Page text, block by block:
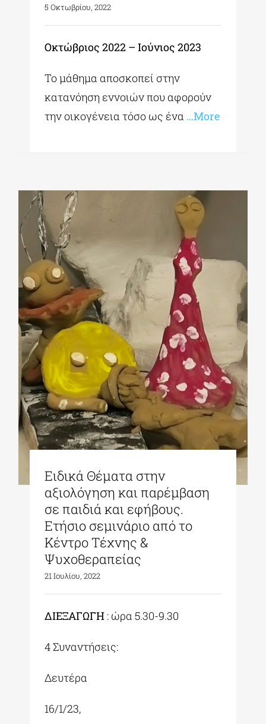
5 Οκτωβρίου, 2022
Οκτώβριος 2022 – Ιούνιος 2023
Το μάθημα αποσκοπεί στην
κατανόηση εννοιών που αφορούν
την οικογένεια τόσο ως ένα …More
Ειδικά Θέματα στην
αξιολόγηση και παρέμβαση
σε παιδιά και εφήβους.
Ετήσιο σεμινάριο από το
Κέντρο Τέχνης &
Ψυχοθεραπείας
21 Ιουλίου, 2022
ΔΙΕΞΑΓΩΓΗ : ώρα 5.30-9.30
4 Συναντήσεις:
Δευτέρα
16/1/23,